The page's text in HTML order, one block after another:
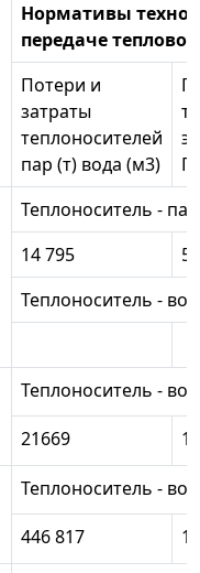
Нормативы
передаче
Потери и
затраты
теплоносителей
пар (т) вода (м3)
Теплоноситель - пар
14 795
5
Теплоноситель -
Теплоноситель -
21669
Теплоноситель -
446 817